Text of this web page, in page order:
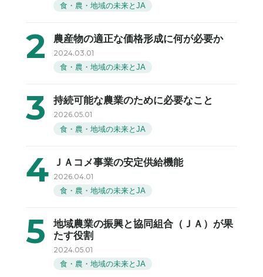
食・農・地域の未来とJA
農産物の適正な価格形成に何が必要か
2024.03.01
食・農・地域の未来とJA
持続可能な農業のために必要なこと
2026.05.01
食・農・地域の未来とJA
ＪＡコメ事業の安定供給機能
2026.04.01
食・農・地域の未来とJA
地域農業の振興と協同組合（ＪＡ）が果
たす役割
2024.05.01
食・農・地域の未来とJA